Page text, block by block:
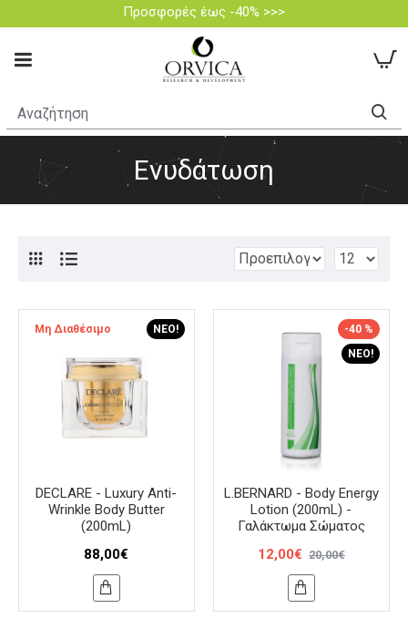
Προσφορές έως -40% >>>
Ενυδάτωση
ΝΈΟ!
Μη Διαθέσιμο
DECLARE - Luxury Anti-
Wrinkle Body Butter
(200mL)
88,00€
ΝΈΟ!
-40 %
L.BERNARD - Body Energy
Lotion (200mL) -
Γαλάκτωμα Σώματος
12,00€ 20,00€